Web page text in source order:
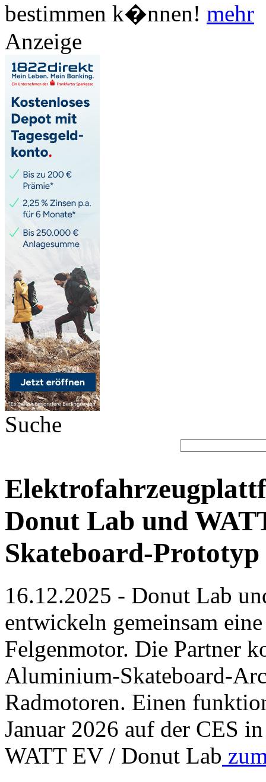
bestimmen k�nnen! mehr
Anzeige
Suche
Donut Lab und
Skateboard-Prototyp
16.12.2025 - Donut Lab
entwickeln gemeinsam
Felgenmotor. Die Partner
Aluminium-Skateboard-
Radmotoren. Einen
Januar 2026 auf der CES
WATT EV / Donut Lab